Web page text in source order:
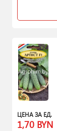
ЦЕНА ЗА ЕД.
1,70 BYN